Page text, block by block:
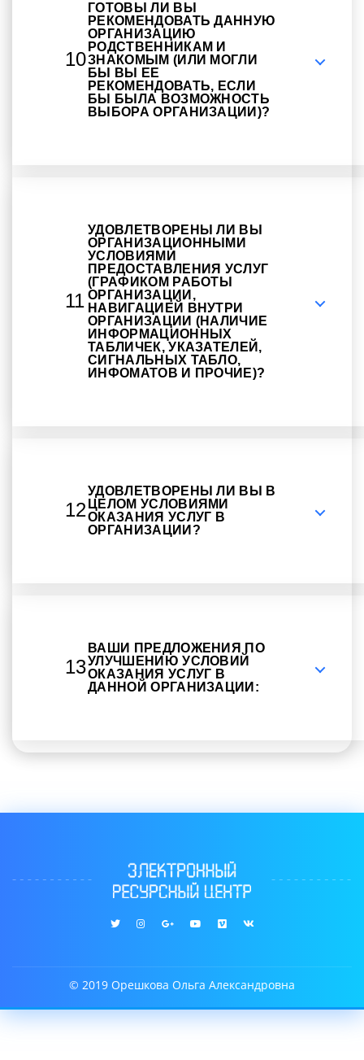
10
ГОТОВЫ ЛИ ВЫ
РЕКОМЕНДОВАТЬ ДАННУЮ
ОРГАНИЗАЦИЮ
РОДСТВЕННИКАМ И
ЗНАКОМЫМ (ИЛИ МОГЛИ
БЫ ВЫ ЕЕ
РЕКОМЕНДОВАТЬ, ЕСЛИ
БЫ БЫЛА ВОЗМОЖНОСТЬ
ВЫБОРА ОРГАНИЗАЦИИ)?
11
УДОВЛЕТВОРЕНЫ ЛИ ВЫ
ОРГАНИЗАЦИОННЫМИ
УСЛОВИЯМИ
ПРЕДОСТАВЛЕНИЯ УСЛУГ
(ГРАФИКОМ РАБОТЫ
ОРГАНИЗАЦИИ,
НАВИГАЦИЕЙ ВНУТРИ
ОРГАНИЗАЦИИ (НАЛИЧИЕ
ИНФОРМАЦИОННЫХ
ТАБЛИЧЕК, УКАЗАТЕЛЕЙ,
СИГНАЛЬНЫХ ТАБЛО,
ИНФОМАТОВ И ПРОЧИЕ)?
12
УДОВЛЕТВОРЕНЫ ЛИ ВЫ В
ЦЕЛОМ УСЛОВИЯМИ
ОКАЗАНИЯ УСЛУГ В
ОРГАНИЗАЦИИ?
13
ВАШИ ПРЕДЛОЖЕНИЯ ПО
УЛУЧШЕНИЮ УСЛОВИЙ
ОКАЗАНИЯ УСЛУГ В
ДАННОЙ ОРГАНИЗАЦИИ:
© 2019 Орешкова Ольга Александровна